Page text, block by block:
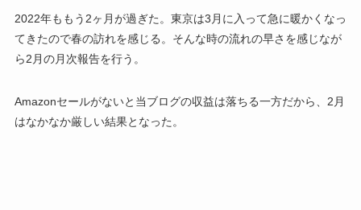
2022年ももう2ヶ月が過ぎた。東京は3月に入って急に暖かくなっ
てきたので春の訪れを感じる。そんな時の流れの早さを感じなが
ら2月の月次報告を行う。
Amazonセールがないと当ブログの収益は落ちる一方だから、2月
はなかなか厳しい結果となった。